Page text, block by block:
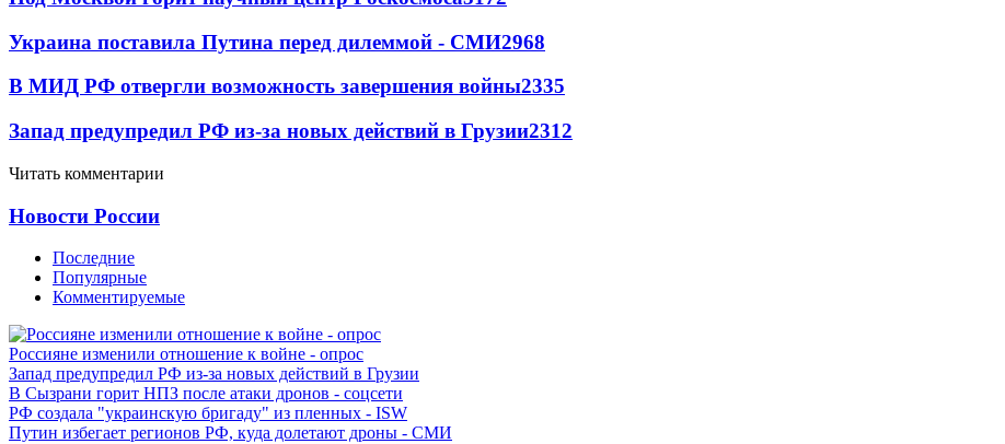
Украина поставила Путина перед дилеммой - СМИ2968
В МИД РФ отвергли возможность завершения войны2335
Запад предупредил РФ из-за новых действий в Грузии2312
Читать комментарии
Новости России
Последние
Популярные
Комментируемые
Россияне изменили отношение к войне - опрос
Запад предупредил РФ из-за новых действий в Грузии
В Сызрани горит НПЗ после атаки дронов - соцсети
РФ создала "украинскую бригаду" из пленных - ISW
Путин избегает регионов РФ, куда долетают дроны - СМИ